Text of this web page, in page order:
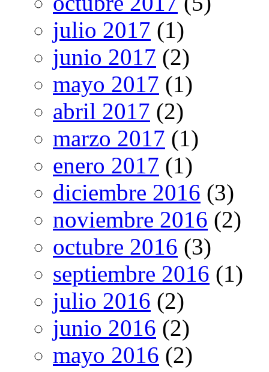
julio 2017 (1)
junio 2017 (2)
mayo 2017 (1)
abril 2017 (2)
marzo 2017 (1)
enero 2017 (1)
diciembre 2016 (3)
noviembre 2016 (2)
octubre 2016 (3)
septiembre 2016 (1)
julio 2016 (2)
junio 2016 (2)
mayo 2016 (2)